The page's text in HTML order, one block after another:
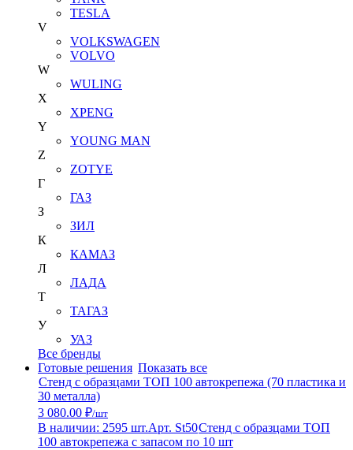
TESLA
V
VOLKSWAGEN
VOLVO
W
WULING
X
XPENG
Y
YOUNG MAN
Z
ZOTYE
Г
ГАЗ
З
ЗИЛ
К
КАМАЗ
Л
ЛАДА
Т
ТАГАЗ
У
УАЗ
Все бренды
Готовые решения Показать все
Стенд с образцами ТОП 100 автокрепежа (70 пластика и
30 металла)
3 080.00 ₽/шт
В наличии: 2595 шт.Арт. St50Стенд с образцами ТОП
100 автокрепежа с запасом по 10 шт